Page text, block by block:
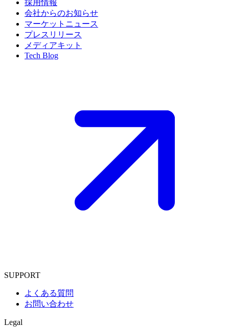
採用情報
会社からのお知らせ
マーケットニュース
プレスリリース
メディアキット
Tech Blog
SUPPORT
よくある質問
お問い合わせ
Legal